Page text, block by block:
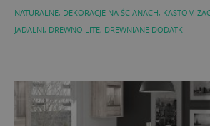
NATURALNE, DEKORACJE NA ŚCIANACH,
JADALNI, DREWNO LITE, DREWNIANE DODATKI